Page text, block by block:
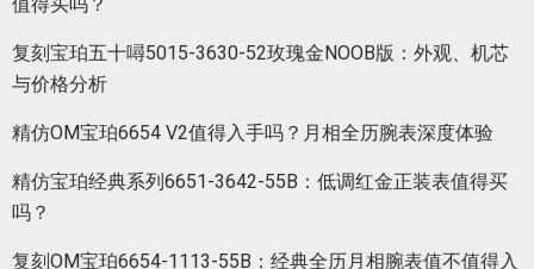
复刻宝珀五十噚5015-3630-52玫瑰金NOOB版：外观、机芯
与价格分析
精仿OM宝珀6654 V2值得入手吗？月相全历腕表深度体验
精仿宝珀经典系列6651-3642-55B：低调红金正装表值得买
吗？
复刻OM宝珀6654-1113-55B：经典全历月相腕表值不值得入